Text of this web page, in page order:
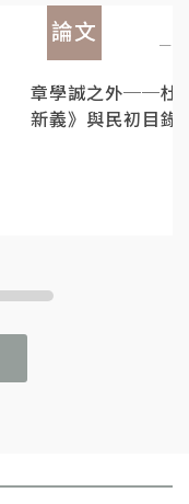
論文
章學誠之外──杜
新義》與民初目錄